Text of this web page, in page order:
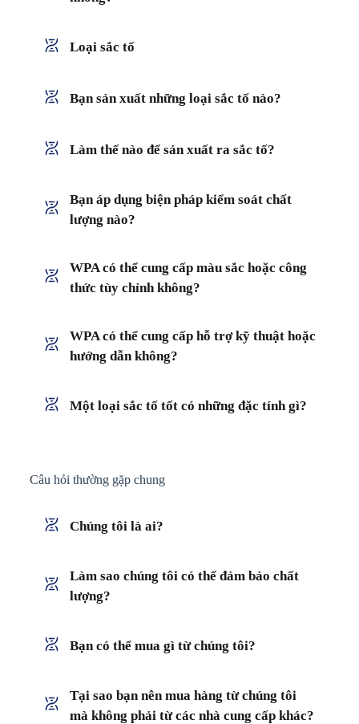
Loại sắc tố
Bạn sản xuất những loại sắc tố nào?
Làm thế nào để sản xuất ra sắc tố?
Bạn áp dụng biện pháp kiểm soát chất
lượng nào?
WPA có thể cung cấp màu sắc hoặc công
thức tùy chỉnh không?
WPA có thể cung cấp hỗ trợ kỹ thuật hoặc
hướng dẫn không?
Một loại sắc tố tốt có những đặc tính gì?
Câu hỏi thường gặp chung
Chúng tôi là ai?
Làm sao chúng tôi có thể đảm bảo chất
lượng?
Bạn có thể mua gì từ chúng tôi?
Tại sao bạn nên mua hàng từ chúng tôi
mà không phải từ các nhà cung cấp khác?